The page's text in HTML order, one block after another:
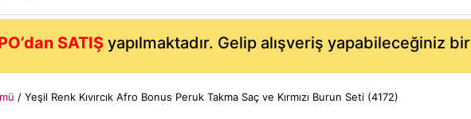
SATIŞyapılmaktadır. Gelip alışveriş yapabileceğiniz bir
/ Yeşil Renk Kıvırcık Afro Bonus Peruk Takma Saç ve Kırmızı Burun Seti (4172)